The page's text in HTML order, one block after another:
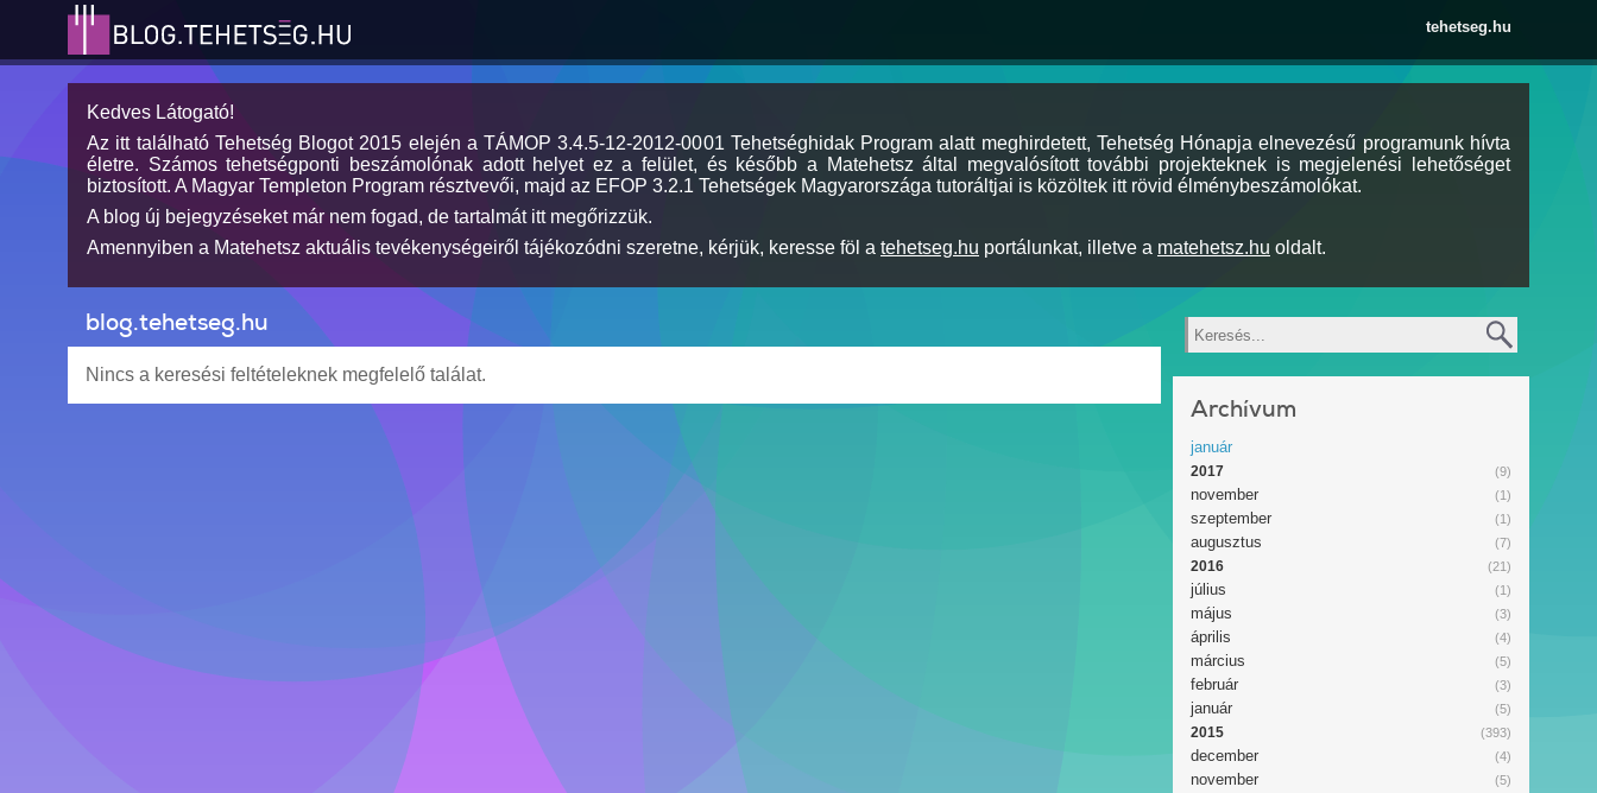
tehetseg.hu
Kedves Látogató!
Az itt található Tehetség Blogot 2015 elején a TÁMOP 3.4.5-12-2012-0001 Tehetséghidak Program alatt meghirdetett, Tehetség Hónapja elnevezésű programunk hívta
életre. Számos tehetségponti beszámolónak adott helyet ez a felület, és később a Matehetsz által megvalósított további projekteknek is megjelenési lehetőséget
biztosított. A Magyar Templeton Program résztvevői, majd az EFOP 3.2.1 Tehetségek Magyarországa tutoráltjai is közöltek itt rövid élménybeszámolókat.
A blog új bejegyzéseket már nem fogad, de tartalmát itt megőrizzük.
Amennyiben a Matehetsz aktuális tevékenységeiről tájékozódni szeretne, kérjük, keresse föl a tehetseg.hu portálunkat, illetve a matehetsz.hu oldalt.
blog.tehetseg.hu
Nincs a keresési feltételeknek megfelelő találat.
Keresés
Archívum
január
(9)
2017
(1)
november
(1)
szeptember
(7)
augusztus
(21)
2016
(1)
július
(3)
május
(4)
április
(5)
március
(3)
február
(5)
január
(393)
2015
(4)
december
(5)
november